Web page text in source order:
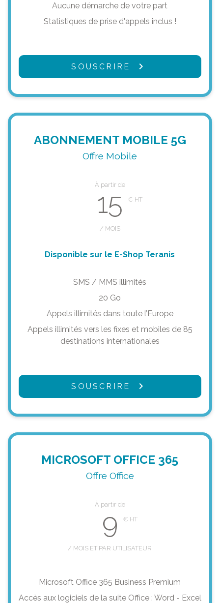
Aucune démarche de votre part
Statistiques de prise d'appels inclus !
SOUSCRIRE
ABONNEMENT MOBILE 5G
Offre Mobile
À partir de
15
/ MOIS
Disponible sur le E-Shop Teranis
SMS / MMS illimités
20 Go
Appels illimités dans toute l’Europe
Appels illimités vers les fixes et mobiles de 85
destinations internationales
SOUSCRIRE
MICROSOFT OFFICE 365
Offre Office
À partir de
9
/ MOIS ET PAR UTILISATEUR
Microsoft Office 365 Business Premium
Accès aux logiciels de la suite Office : Word - Excel